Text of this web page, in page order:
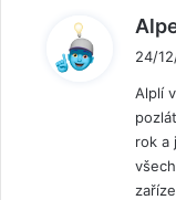
24/
Alplí
rok a